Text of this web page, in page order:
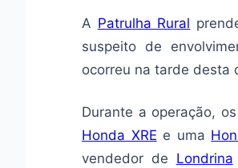
A Patrulha Rural
suspeito de
ocorreu na tarde desta
Durante a operação,
Honda XRE e uma
vendedor de Londrina